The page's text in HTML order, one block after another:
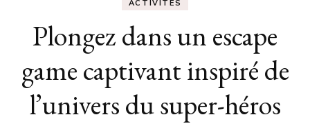
ACTIVITÉS
Plongez dans un escape
game captivant inspiré de
l’univers du super-héros